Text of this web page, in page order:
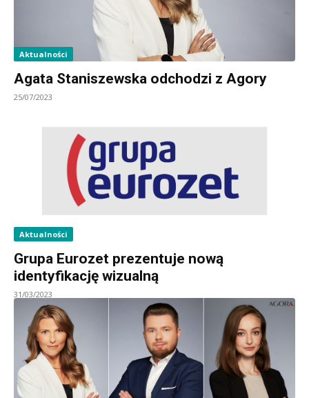
Aktualności
Agata Staniszewska odchodzi z Agory
25/07/2023
Aktualności
Grupa Eurozet prezentuje nową
identyfikację wizualną
31/03/2023